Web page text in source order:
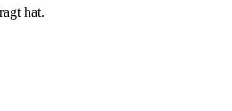
hat.